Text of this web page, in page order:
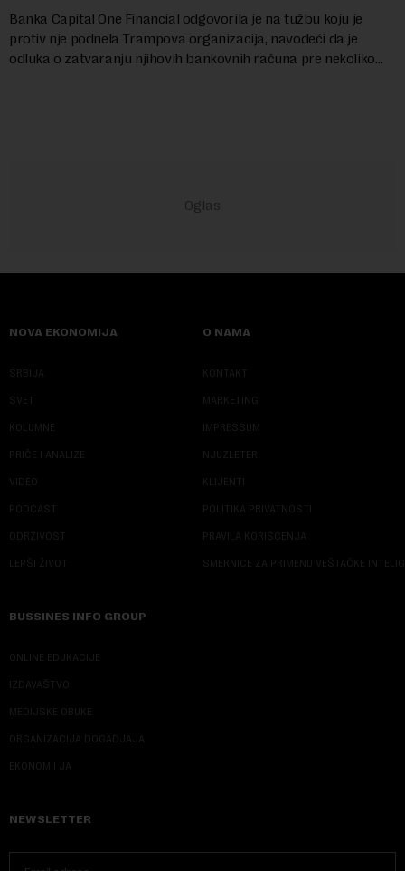
Banka Capital One Financial odgovorila je na tužbu koju je
protiv nje podnela Trampova organizacija, navodeći da je
odluka o zatvaranju njihovih bankovnih računa pre nekoliko
NOVA EKONOMIJA
SRBIJA
SVET
KOLUMNE
PRIČE I ANALIZE
VIDEO
PODCAST
ODRŽIVOST
LEPŠI ŽIVOT
O NAMA
KONTAKT
MARKETING
IMPRESSUM
NJUZLETER
KLIJENTI
POLITIKA PRIVATNOSTI
PRAVILA KORIŠĆENJA
SMERNICE ZA PRIMENU VEŠTAČKE
BUSSINES INFO GROUP
ONLINE EDUKACIJE
IZDAVAŠTVO
MEDIJSKE OBUKE
ORGANIZACIJA DOGADJAJA
EKONOM I JA
NEWSLETTER